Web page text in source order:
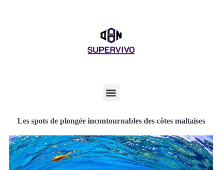
Les spots de plongée incontournables des côtes maltaises